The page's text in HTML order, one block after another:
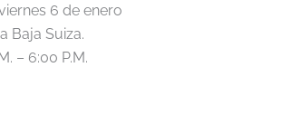
6 de enero
Baja Suiza.
– 6:00 P.M.